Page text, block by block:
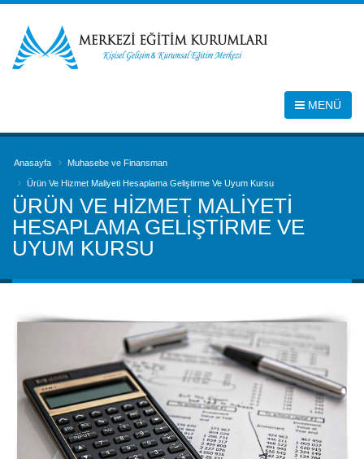
MENÜ
Anasayfa Muhasebe ve Finansman
Ürün Ve Hizmet Maliyeti Hesaplama Geliştirme Ve Uyum Kursu
ÜRÜN VE HIZMET MALIYETI
HESAPLAMA GELIŞTIRME VE
UYUM KURSU